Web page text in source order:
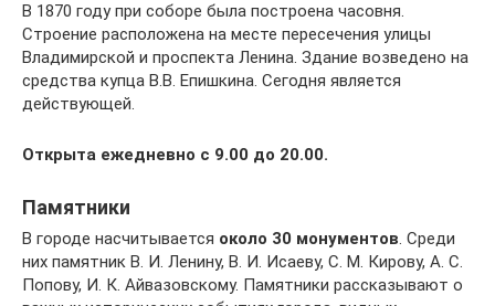
В 1870 году при соборе была построена часовня.
Строение расположена на месте пересечения улицы
Владимирской и проспекта Ленина. Здание возведено на
средства купца В.В. Епишкина. Сегодня является
действующей.
Открыта ежедневно с 9.00 до 20.00.
Памятники
В городе насчитывается около 30 монументов. Среди
них памятник В. И. Ленину, В. И. Исаеву, С. М. Кирову, А. С.
Попову, И. К. Айвазовскому. Памятники рассказывают о